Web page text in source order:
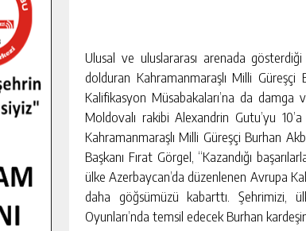
Ulusal ve uluslararası arenada
dolduran Kahramanmaraşlı Milli Güreşçi
Kalifikasyon Müsabakaları’na da
Moldovalı rakibi Alexandrin Gutu’yu
Kahramanmaraşlı Milli Güreşçi Burhan
Başkanı Fırat Görgel, “Kazandığı
ülke Azerbaycan’da düzenlenen Avrupa
daha göğsümüzü kabarttı. Şehrimizi,
Oyunları’nda temsil edecek Burhan